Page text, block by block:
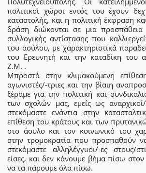
πολιτικοί χώροι εντός του έχουν
καταστολής, και η πολιτική έκφραση
δράση διώκονται σε μια
συλλογικής αντίστασης που
του ασύλου, με χαρακτηριστικά
του Ερευνητή και την καταδίκη του
Ζ.Μ. .
Μπροστά στην κλιμακούμενη
αγωνιστές/-τριες και την βίαιη
ξέραμε για την πολιτική και
των σχολών μας, εμείς ως αναρχικοί/
στεκόμαστε ενάντια στην
επίθεση του κράτους και των
στο άσυλο και τον κοινωνικό του
στην τρομοκρατία που προσπαθούν
στεκόμαστε αλληλέγγυοι/-ες στους/
είσες, και δεν κάνουμε βήμα πίσω
να τα πάρουμε όλα πίσω.